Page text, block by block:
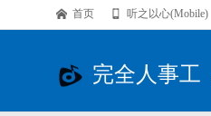
 首页  听之以心(Mobile)
完全人事工